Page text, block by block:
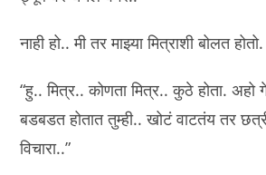
नाही हो.. मी तर माझ्या मित्राशी बोलत होतो.
“हु.. मित्र.. कोणता मित्र.. कुठे होता.
बडबडत होतात तुम्ही.. खोटं वाटतंय तर
विचारा..”